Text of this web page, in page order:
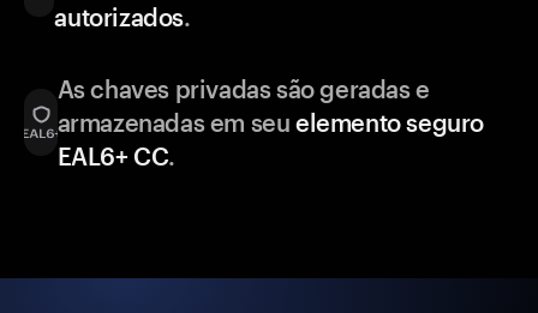
autorizados.
As chaves privadas são geradas e
armazenadas em seu elemento seguro
EAL6+ CC.